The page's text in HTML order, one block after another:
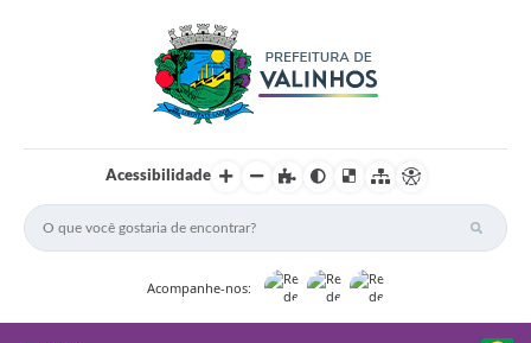
Acessibilidade
Acompanhe-nos: